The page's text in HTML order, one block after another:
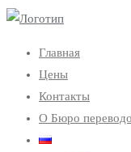
Главная
Цены
Контакты
О Бюро